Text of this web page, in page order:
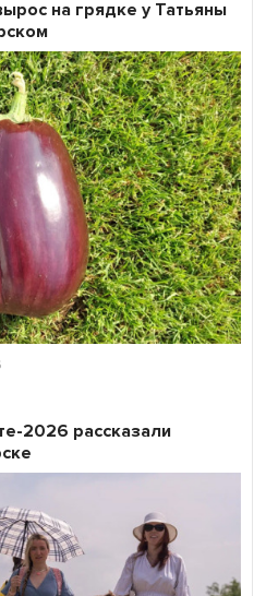
на грядке у Татьяны
2026 рассказали